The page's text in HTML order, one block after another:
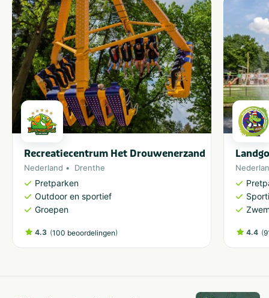
Recreatiecentrum Het Drouwenerzand
Nederland Drenthe
Pretparken
Outdoor en sportief
Groepen
4.3 (100 beoordelingen) 4.4 (